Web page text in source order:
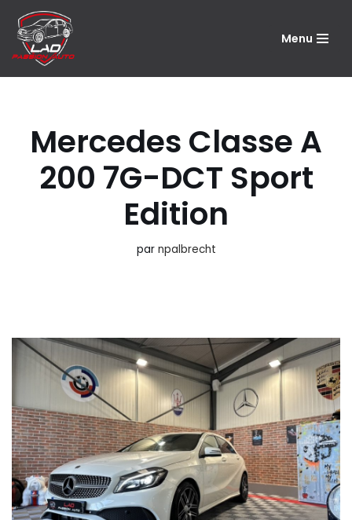
Aller
au
contenu
Menu
Mercedes Classe A
200 7G-DCT Sport
Edition
par npalbrecht